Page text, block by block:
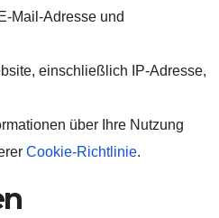
Mail-Adresse und
einschließlich IP-Adresse,
über Ihre Nutzung
Cookie-Richtlinie.